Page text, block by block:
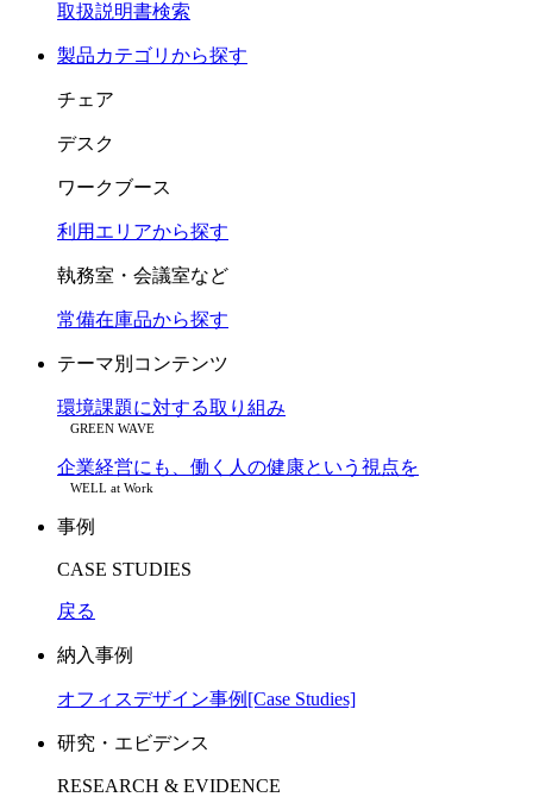
取扱説明書検索
製品カテゴリから探す
チェア
デスク
ワークブース
利用エリアから探す
執務室・会議室など
常備在庫品から探す
テーマ別コンテンツ
環境課題に対する取り組み
GREEN WAVE
企業経営にも、働く人の健康という視点を
WELL at Work
事例
CASE STUDIES
戻る
納入事例
オフィスデザイン事例[Case Studies]
研究・エビデンス
RESEARCH & EVIDENCE